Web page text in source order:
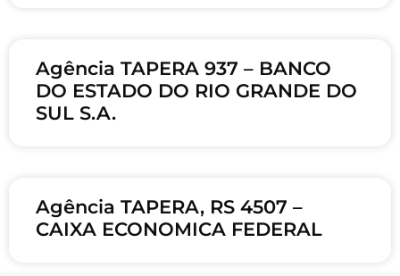
Agência TAPERA 937 – BANCO
DO ESTADO DO RIO GRANDE DO
SUL S.A.
Agência TAPERA, RS 4507 –
CAIXA ECONOMICA FEDERAL